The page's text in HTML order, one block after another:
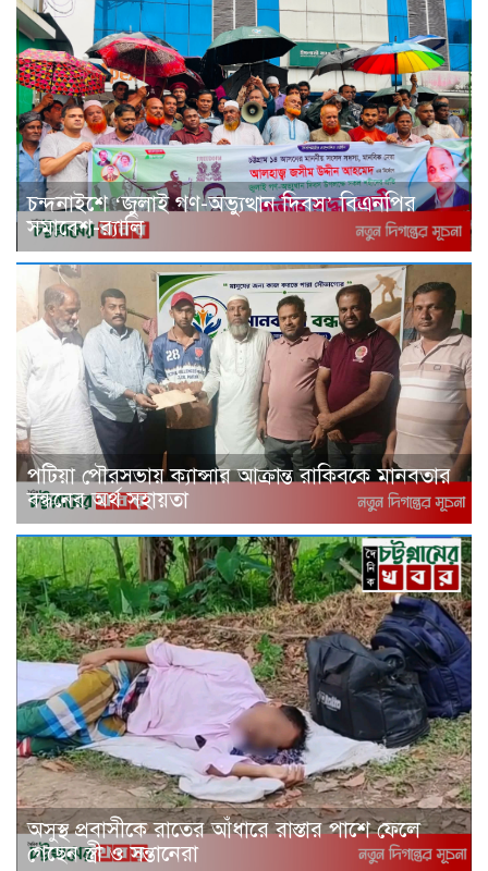
চন্দনাইশে ‘জুলাই গণ-অভ্যুত্থান দিবস’ বিএনপির
সমাবেশ-র‌্যালি
পটিয়া পৌরসভায় ক্যান্সার আক্রান্ত রাকিবকে মানবতার
বন্ধনের অর্থ সহায়তা
অসুস্থ প্রবাসীকে রাতের আঁধারে রাস্তার পাশে ফেলে
গেছেন স্ত্রী ও সন্তানেরা